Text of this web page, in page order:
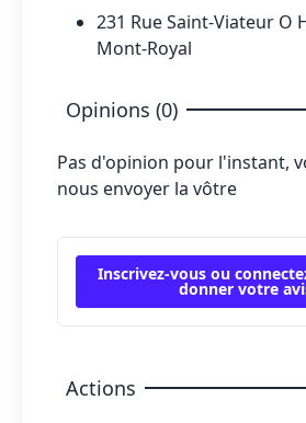
231 Rue Saint-Viateur O
Mont-Royal
Opinions (0)
Pas d'opinion pour l'instant,
nous envoyer la vôtre
Inscrivez-vous ou
donner votre
Actions